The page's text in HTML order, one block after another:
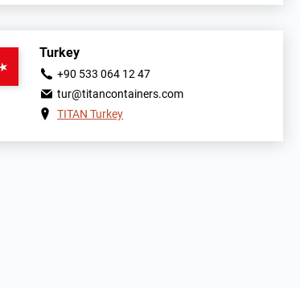
Turkey
+90 533 064 12 47
tur@titancontainers.com
TITAN Turkey